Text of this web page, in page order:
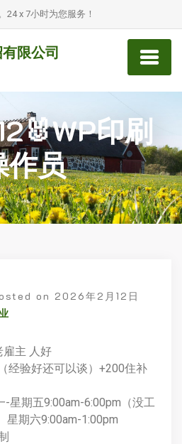
24 x 7小时为您服务！
限公司
印刷
作员
on 2026年2月12日
雇主 人好
经验好还可以谈）+200住补
-星期五9:00am-6:00pm（没工
星期六9:00am-1:00pm